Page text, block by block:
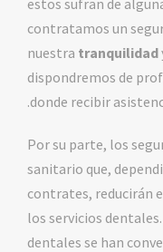
contratamos un
nuestra tranquilidad
dispondremos de
donde recibir
Por su parte, los
sanitario que,
contrates, reducirán
los servicios
dentales se han